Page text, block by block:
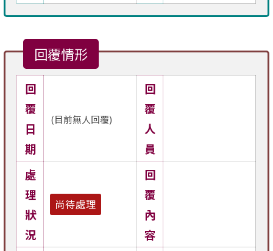
回覆情形
回
覆
日
期
(目前無人回覆)
回
覆
人
員
處
理
狀
況
尚待處理
回
覆
內
容